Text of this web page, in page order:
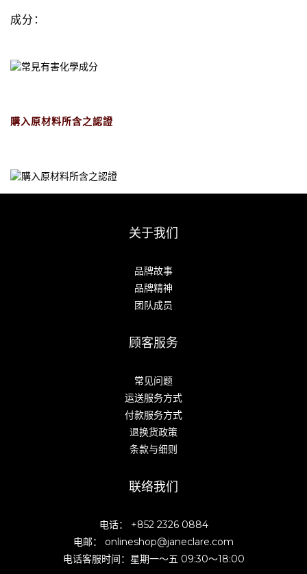
成分：
購入原材料所含之認證
关于我们
品牌故事
品牌精神
团队成员
顾客服务
常见问题
运送服务方式
付款服务方式
退换货政策
条款与细则
联络我们
电话： +852 2326 0884
电邮： onlineshop@janeclare.com
电话客服时间：星期一～五 09:30～18:00